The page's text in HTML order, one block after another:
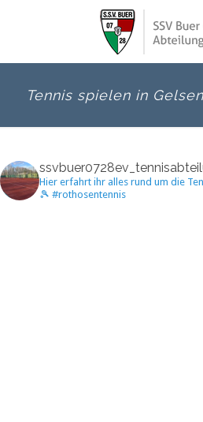
Tennis spielen in
Hier erfahrt ihr alles rund um die
🎾 #rothosentennis